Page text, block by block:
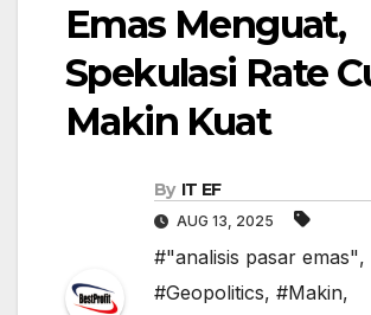
Emas Menguat,
Spekulasi Rate
Makin Kuat
By IT EF
AUG 13, 2025
#"analisis pasar emas",
#Geopolitics, #Makin,